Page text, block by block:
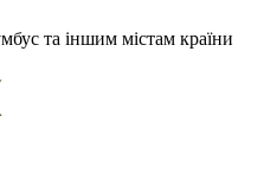
та іншим містам країни